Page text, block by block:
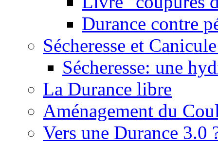
Durance contre
Sécheresse et
Sécheresse: une
La Durance libre
Aménagement du
Vers une Durance 3.0